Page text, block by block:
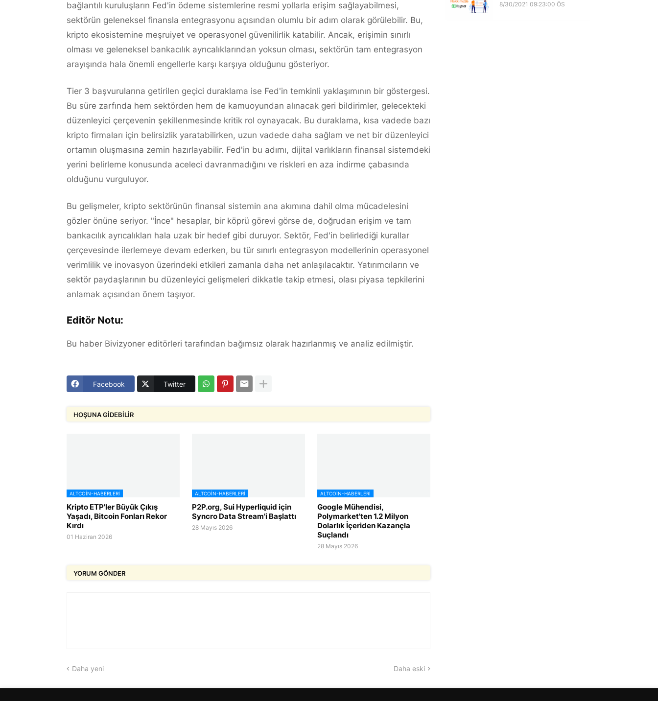
bağlantılı kuruluşların Fed'in ödeme sistemlerine resmi yollarla erişim sağlayabilmesi,
sektörün geleneksel finansla entegrasyonu açısından olumlu bir adım olarak görülebilir. Bu,
kripto ekosistemine meşruiyet ve operasyonel güvenilirlik katabilir. Ancak, erişimin sınırlı
olması ve geleneksel bankacılık ayrıcalıklarından yoksun olması, sektörün tam entegrasyon
arayışında hala önemli engellerle karşı karşıya olduğunu gösteriyor.
Tier 3 başvurularına getirilen geçici duraklama ise Fed'in temkinli yaklaşımının bir göstergesi.
Bu süre zarfında hem sektörden hem de kamuoyundan alınacak geri bildirimler, gelecekteki
düzenleyici çerçevenin şekillenmesinde kritik rol oynayacak. Bu duraklama, kısa vadede bazı
kripto firmaları için belirsizlik yaratabilirken, uzun vadede daha sağlam ve net bir düzenleyici
ortamın oluşmasına zemin hazırlayabilir. Fed'in bu adımı, dijital varlıkların finansal sistemdeki
yerini belirleme konusunda aceleci davranmadığını ve riskleri en aza indirme çabasında
olduğunu vurguluyor.
Bu gelişmeler, kripto sektörünün finansal sistemin ana akımına dahil olma mücadelesini
gözler önüne seriyor. "İnce" hesaplar, bir köprü görevi görse de, doğrudan erişim ve tam
bankacılık ayrıcalıkları hala uzak bir hedef gibi duruyor. Sektör, Fed'in belirlediği kurallar
çerçevesinde ilerlemeye devam ederken, bu tür sınırlı entegrasyon modellerinin operasyonel
verimlilik ve inovasyon üzerindeki etkileri zamanla daha net anlaşılacaktır. Yatırımcıların ve
sektör paydaşlarının bu düzenleyici gelişmeleri dikkatle takip etmesi, olası piyasa tepkilerini
anlamak açısından önem taşıyor.
Editör Notu:
Bu haber Bivizyoner editörleri tarafından bağımsız olarak hazırlanmış ve analiz edilmiştir.
Facebook Twitter
HOŞUNA GIDEBILIR
ALTCOIN-HABERLERI
Kripto ETP'ler Büyük Çıkış
Yaşadı, Bitcoin Fonları Rekor
Kırdı
01 Haziran 2026
ALTCOIN-HABERLERI
P2P.org, Sui Hyperliquid için
Syncro Data Stream'i Başlattı
28 Mayıs 2026
ALTCOIN-HABERLERI
Google Mühendisi,
Polymarket'ten 1.2 Milyon
Dolarlık İçeriden Kazançla
Suçlandı
28 Mayıs 2026
YORUM GÖNDER
Daha yeni Daha eski
8/30/2021 09:23:00 ÖS